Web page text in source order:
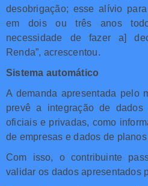
desobrigação; esse alívio
em dois ou três anos
necessidade de fazer a]
Renda”, acrescentou.
Sistema automático
A demanda apresentada pelo
prevê a integração de
oficiais e privadas, como
de empresas e dados de
Com isso, o contribuinte
validar os dados apresentados